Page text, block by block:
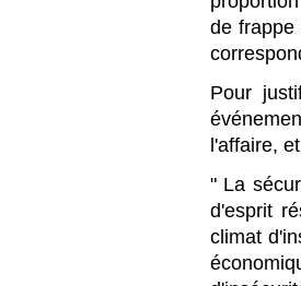
de frappe
Pour
l'affaire,
" La
d'esprit
climat